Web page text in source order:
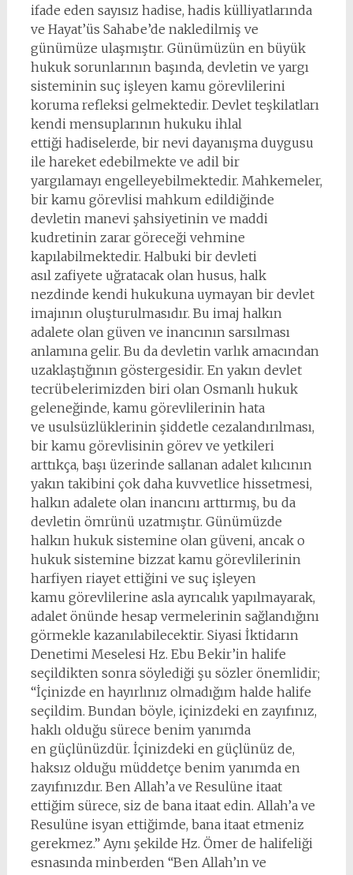
ifade eden sayısız hadise, hadis külliyatlarında
ve Hayat’üs Sahabe’de nakledilmiş ve
günümüze ulaşmıştır. Günümüzün en büyük
hukuk sorunlarının başında, devletin ve yargı
sisteminin suç işleyen kamu görevlilerini
koruma refleksi gelmektedir. Devlet teşkilatları
kendi mensuplarının hukuku ihlal
ettiği hadiselerde, bir nevi dayanışma duygusu
ile hareket edebilmekte ve adil bir
yargılamayı engelleyebilmektedir. Mahkemeler,
bir kamu görevlisi mahkum edildiğinde
devletin manevi şahsiyetinin ve maddi
kudretinin zarar göreceği vehmine
kapılabilmektedir. Halbuki bir devleti
asıl zafiyete uğratacak olan husus, halk
nezdinde kendi hukukuna uymayan bir devlet
imajının oluşturulmasıdır. Bu imaj halkın
adalete olan güven ve inancının sarsılması
anlamına gelir. Bu da devletin varlık amacından
uzaklaştığının göstergesidir. En yakın devlet
tecrübelerimizden biri olan Osmanlı hukuk
geleneğinde, kamu görevlilerinin hata
ve usulsüzlüklerinin şiddetle cezalandırılması,
bir kamu görevlisinin görev ve yetkileri
arttıkça, başı üzerinde sallanan adalet kılıcının
yakın takibini çok daha kuvvetlice hissetmesi,
halkın adalete olan inancını arttırmış, bu da
devletin ömrünü uzatmıştır. Günümüzde
halkın hukuk sistemine olan güveni, ancak o
hukuk sistemine bizzat kamu görevlilerinin
harfiyen riayet ettiğini ve suç işleyen
kamu görevlilerine asla ayrıcalık yapılmayarak,
adalet önünde hesap vermelerinin sağlandığını
görmekle kazanılabilecektir. Siyasi İktidarın
Denetimi Meselesi Hz. Ebu Bekir’in halife
seçildikten sonra söylediği şu sözler önemlidir;
“İçinizde en hayırlınız olmadığım halde halife
seçildim. Bundan böyle, içinizdeki en zayıfınız,
haklı olduğu sürece benim yanımda
en güçlünüzdür. İçinizdeki en güçlünüz de,
haksız olduğu müddetçe benim yanımda en
zayıfınızdır. Ben Allah’a ve Resulüne itaat
ettiğim sürece, siz de bana itaat edin. Allah’a ve
Resulüne isyan ettiğimde, bana itaat etmeniz
gerekmez.” Aynı şekilde Hz. Ömer de halifeliği
esnasında minberden “Ben Allah’ın ve